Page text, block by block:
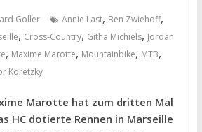
Goller Annie Last, Ben Zwiehoff,
, Cross-Country, Githa Michiels, Jordan
, Maxime Marotte, Mountainbike, MTB,
Koretzky
Marotte hat zum dritten Mal
HC dotierte Rennen in Marseille